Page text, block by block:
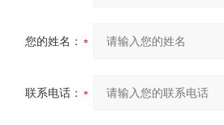
您的姓名：
联系电话：